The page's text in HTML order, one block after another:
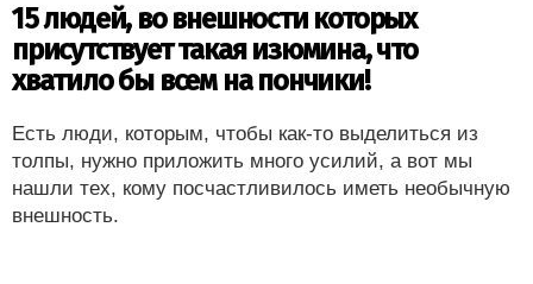
15 людей, во внешности которых
присутствует такая изюмина, что
хватило бы всем на пончики!
Есть люди, которым, чтобы как-то выделиться из
толпы, нужно приложить много усилий, а вот мы
нашли тех, кому посчастливилось иметь необычную
внешность.